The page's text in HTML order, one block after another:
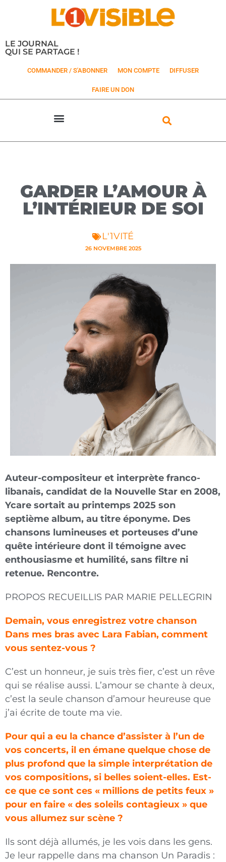
LE JOURNAL
QUI SE PARTAGE !
COMMANDER / S'ABONNER MON COMPTE DIFFUSER
FAIRE UN DON
GARDER L’AMOUR À
L’INTÉRIEUR DE SOI
L'1VITÉ
26 NOVEMBRE 2025
Auteur-compositeur et interprète franco-
libanais, candidat de la Nouvelle Star en 2008,
Ycare sortait au printemps 2025 son
septième album, au titre éponyme. Des
chansons lumineuses et porteuses d’une
quête intérieure dont il témoigne avec
enthousiasme et humilité, sans filtre ni
retenue. Rencontre.
PROPOS RECUEILLIS PAR MARIE PELLEGRIN
Demain, vous enregistrez votre chanson
Dans mes bras avec Lara Fabian, comment
vous sentez-vous ?
C’est un honneur, je suis très fier, c’est un rêve
qui se réalise aussi. L’amour se chante à deux,
c’est la seule chanson d’amour heureuse que
j’ai écrite de toute ma vie.
Pour qui a eu la chance d’assister à l’un de
vos concerts, il en émane quelque chose de
plus profond que la simple interprétation de
vos compositions, si belles soient-elles. Est-
ce que ce sont ces « millions de petits feux »
pour en faire « des soleils contagieux » que
vous allumez sur scène ?
Ils sont déjà allumés, je les vois dans les gens.
Je leur rappelle dans ma chanson Un Paradis :